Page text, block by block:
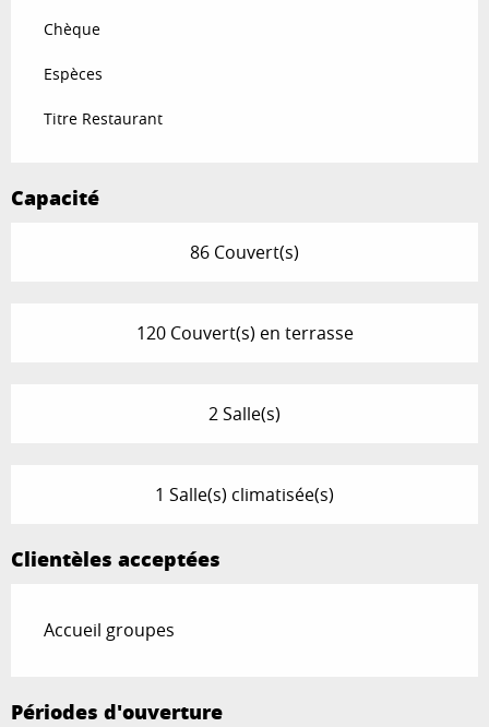
Chèque
Espèces
Titre Restaurant
Capacité
86 Couvert(s)
120 Couvert(s) en terrasse
2 Salle(s)
1 Salle(s) climatisée(s)
Clientèles acceptées
Accueil groupes
Périodes d'ouverture